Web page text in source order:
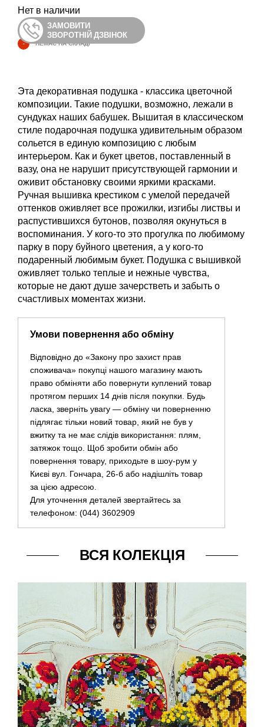
Нет в наличии
ЗАМОВИТИ
ЗВОРОТНІЙ ДЗВІНОК
- НЕМАЄ НА СКЛАДІ
Эта декоративная подушка - классика цветочной
композиции. Такие подушки, возможно, лежали в
сундуках наших бабушек. Вышитая в классическом
стиле подарочная подушка удивительным образом
сольется в единую композицию с любым
интерьером. Как и букет цветов, поставленный в
вазу, она не нарушит присутствующей гармонии и
оживит обстановку своими яркими красками.
Ручная вышивка крестиком с умелой передачей
оттенков оживляет все прожилки, изгибы листвы и
распустившихся бутонов, позволяя окунуться в
воспоминания. У кого-то это прогулка по любимому
парку в пору буйного цветения, а у кого-то
подаренный любимым букет. Подушка с вышивкой
оживляет только теплые и нежные чувства,
которые не дают душе зачерстветь и забыть о
счастливых моментах жизни.
Умови повернення або обміну
Відповідно до «Закону про захист прав
споживача» покупці нашого магазину мають
право обміняти або повернути куплений товар
протягом перших 14 днів після покупки. Будь
ласка, зверніть увагу — обміну чи поверненню
підлягає тільки новий товар, який не був у
вжитку та не має слідів використання: плям,
затяжок тощо. Щоб зробити обмін або
повернення товару, приходьте в шоу-рум у
Києві вул. Гончара, 26-б або надішліть товар
за цією адресою.
Для уточнення деталей звертайтесь за
телефоном: (044) 3602909
ВСЯ КОЛЕКЦІЯ